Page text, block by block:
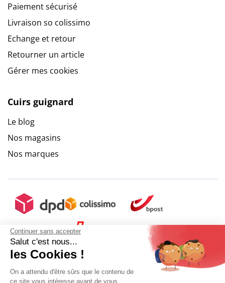
Continuer sans accepter
Salut c'est nous...
les Cookies !
On a attendu d'être sûrs que le contenu de
ce site vous intéresse avant de vous
Paiement sécurisé
Livraison so colissimo
Echange et retour
Retourner un article
Gérer mes cookies
Cuirs guignard
Le blog
Nos magasins
Nos marques